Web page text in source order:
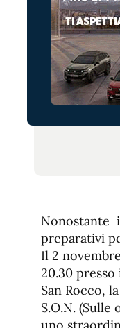
Nonostante
preparativi
Il 2
20.30 presso
San Rocco,
S.O.N.